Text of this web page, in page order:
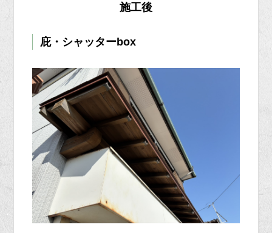
施工後
庇・シャッターbox